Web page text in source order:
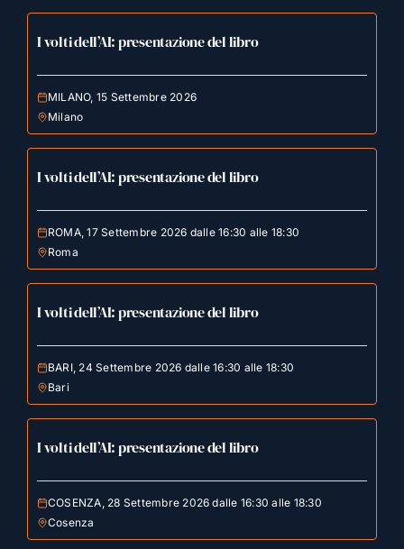
I volti dell’AI: presentazione del libro
MILANO, 15 Settembre 2026
Milano
I volti dell’AI: presentazione del libro
ROMA, 17 Settembre 2026 dalle 16:30 alle 18:30
Roma
I volti dell’AI: presentazione del libro
BARI, 24 Settembre 2026 dalle 16:30 alle 18:30
Bari
I volti dell’AI: presentazione del libro
COSENZA, 28 Settembre 2026 dalle 16:30 alle 18:30
Cosenza